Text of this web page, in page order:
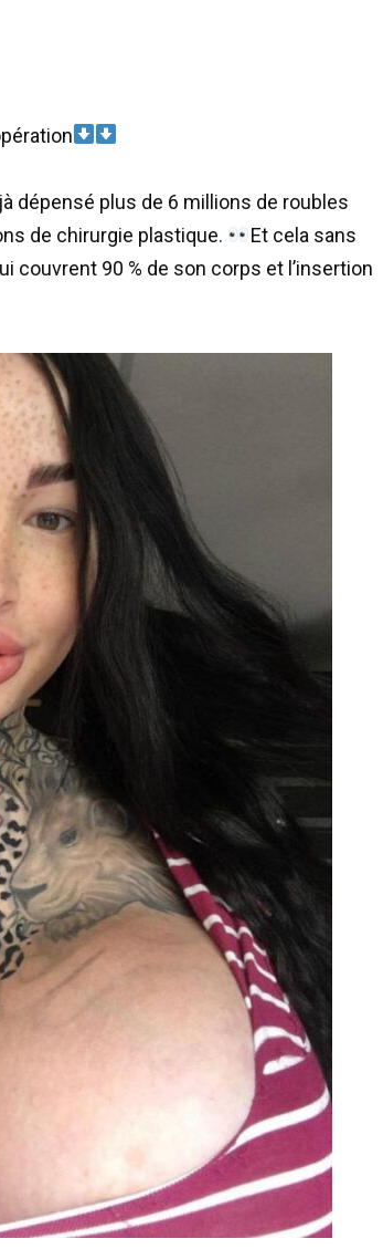
dépensé plus de 6 millions de roubles
de chirurgie plastique.
Et cela sans
90 % de son corps et l’insertion